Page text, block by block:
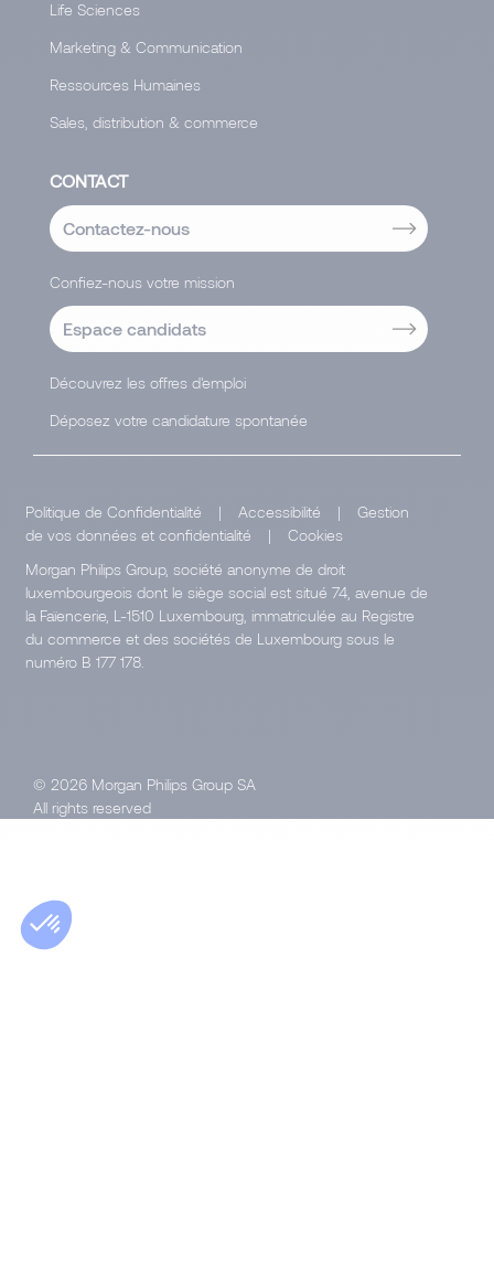
Life Sciences
Marketing & Communication
Ressources Humaines
Sales, distribution & commerce
CONTACT
Contactez-nous
Confiez-nous votre mission
Espace candidats
Découvrez les offres d'emploi
Déposez votre candidature spontanée
Politique de Confidentialité | Accessibilité |
Gestion
de vos données et confidentialité
|
Cookies
Morgan Philips Group, société anonyme de droit
luxembourgeois dont le siège social est situé 74, avenue de
la Faïencerie, L-1510 Luxembourg, immatriculée au Registre
du commerce et des sociétés de Luxembourg sous le
numéro B 177 178.
© 2026 Morgan Philips Group SA
All rights reserved